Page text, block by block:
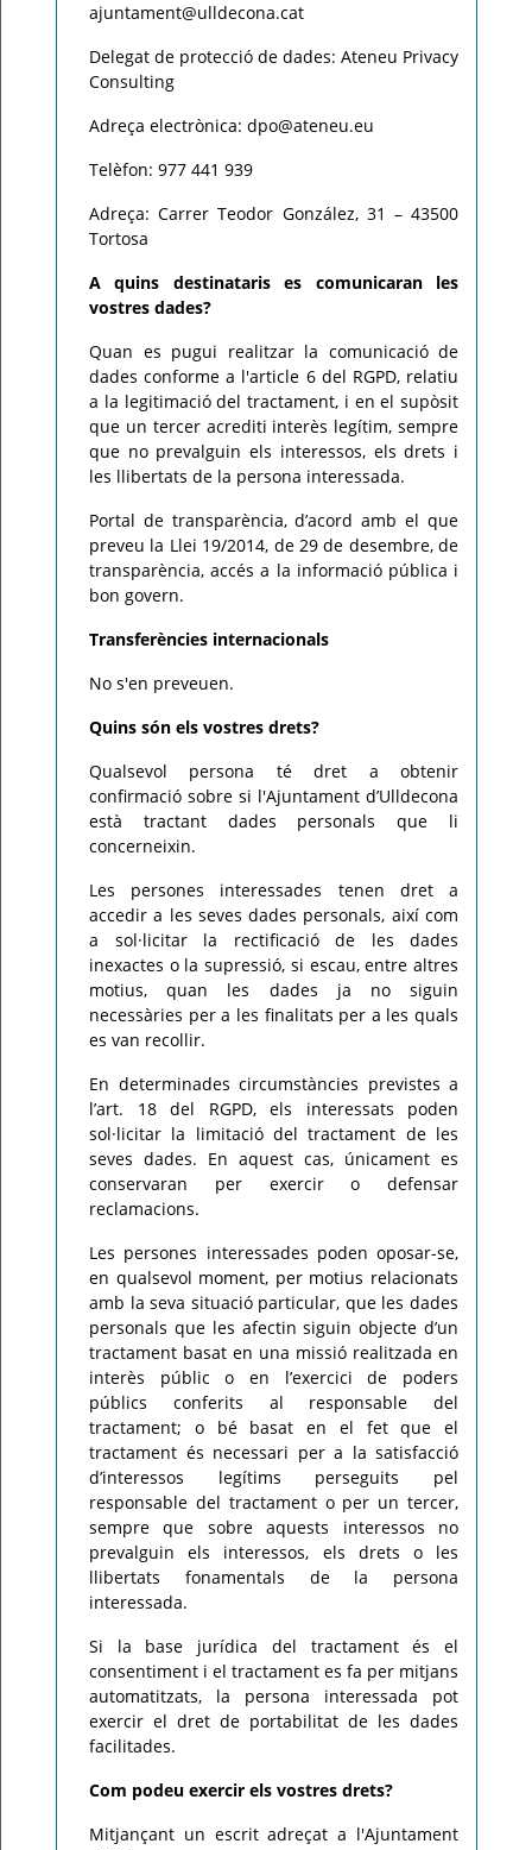
ajuntament@ulldecona.cat
Delegat de protecció de dades: Ateneu Privacy
Consulting
Adreça electrònica: dpo@ateneu.eu
Telèfon: 977 441 939
Adreça: Carrer Teodor González, 31 – 43500
Tortosa
A quins destinataris es comunicaran les
vostres dades?
Quan es pugui realitzar la comunicació de
dades conforme a l'article 6 del RGPD, relatiu
a la legitimació del tractament, i en el supòsit
que un tercer acrediti interès legítim, sempre
que no prevalguin els interessos, els drets i
les llibertats de la persona interessada.
Portal de transparència, d’acord amb el que
preveu la Llei 19/2014, de 29 de desembre, de
transparència, accés a la informació pública i
bon govern.
Transferències internacionals
No s'en preveuen.
Quins són els vostres drets?
Qualsevol persona té dret a obtenir
confirmació sobre si l'Ajuntament d’Ulldecona
està tractant dades personals que li
concerneixin.
Les persones interessades tenen dret a
accedir a les seves dades personals, així com
a sol·licitar la rectificació de les dades
inexactes o la supressió, si escau, entre altres
motius, quan les dades ja no siguin
necessàries per a les finalitats per a les quals
es van recollir.
En determinades circumstàncies previstes a
l’art. 18 del RGPD, els interessats poden
sol·licitar la limitació del tractament de les
seves dades. En aquest cas, únicament es
conservaran per exercir o defensar
reclamacions.
Les persones interessades poden oposar-se,
en qualsevol moment, per motius relacionats
amb la seva situació particular, que les dades
personals que les afectin siguin objecte d’un
tractament basat en una missió realitzada en
interès públic o en l’exercici de poders
públics conferits al responsable del
tractament; o bé basat en el fet que el
tractament és necessari per a la satisfacció
d’interessos legítims perseguits pel
responsable del tractament o per un tercer,
sempre que sobre aquests interessos no
prevalguin els interessos, els drets o les
llibertats fonamentals de la persona
interessada.
Si la base jurídica del tractament és el
consentiment i el tractament es fa per mitjans
automatitzats, la persona interessada pot
exercir el dret de portabilitat de les dades
facilitades.
Com podeu exercir els vostres drets?
Mitjançant un escrit adreçat a l'Ajuntament